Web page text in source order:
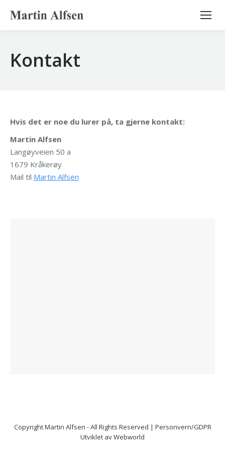
Search:
Kontakt
Hvis det er noe du lurer på, ta gjerne kontakt:
Martin Alfsen
Langøyveien 50 a
1679 Kråkerøy
Mail til Martin Alfsen
CopyrightMartin Alfsen - All Rights Reserved | Personvern/GDPR
Utviklet avWebworld